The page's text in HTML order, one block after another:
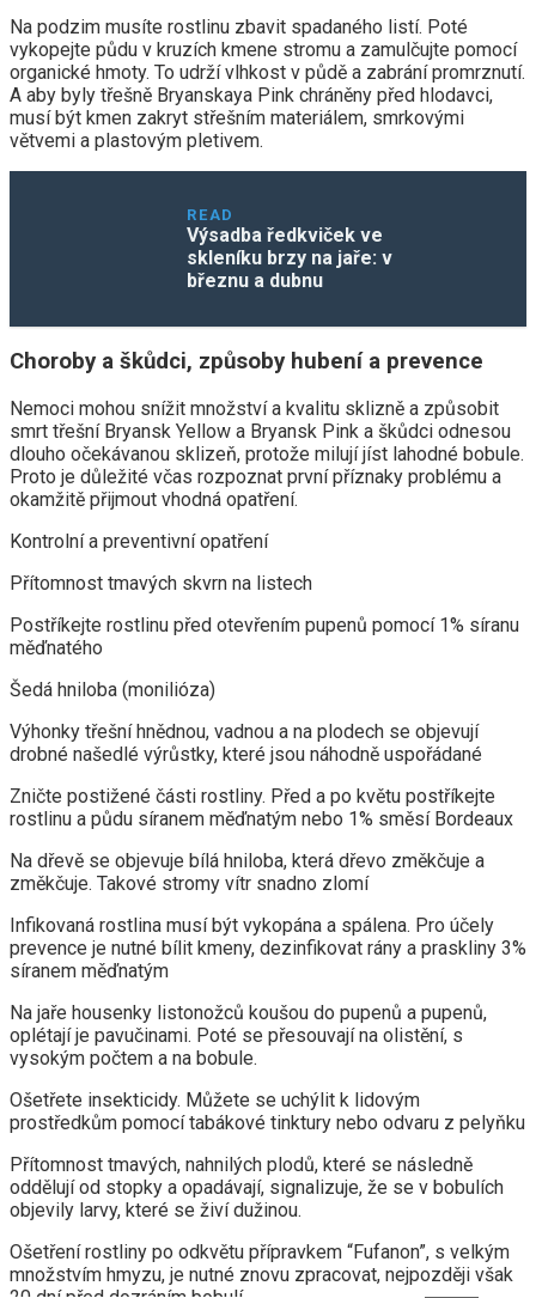
Na podzim musíte rostlinu zbavit spadaného listí. Poté
vykopejte půdu v ​​kruzích kmene stromu a zamulčujte pomocí
organické hmoty. To udrží vlhkost v půdě a zabrání promrznutí.
A aby byly třešně Bryanskaya Pink chráněny před hlodavci,
musí být kmen zakryt střešním materiálem, smrkovými
větvemi a plastovým pletivem.
READ
Výsadba ředkviček ve
skleníku brzy na jaře: v
březnu a dubnu
Choroby a škůdci, způsoby hubení a prevence
Nemoci mohou snížit množství a kvalitu sklizně a způsobit
smrt třešní Bryansk Yellow a Bryansk Pink a škůdci odnesou
dlouho očekávanou sklizeň, protože milují jíst lahodné bobule.
Proto je důležité včas rozpoznat první příznaky problému a
okamžitě přijmout vhodná opatření.
Kontrolní a preventivní opatření
Přítomnost tmavých skvrn na listech
Postříkejte rostlinu před otevřením pupenů pomocí 1% síranu
měďnatého
Šedá hniloba (monilióza)
Výhonky třešní hnědnou, vadnou a na plodech se objevují
drobné našedlé výrůstky, které jsou náhodně uspořádané
Zničte postižené části rostliny. Před a po květu postříkejte
rostlinu a půdu síranem měďnatým nebo 1% směsí Bordeaux
Na dřevě se objevuje bílá hniloba, která dřevo změkčuje a
změkčuje. Takové stromy vítr snadno zlomí
Infikovaná rostlina musí být vykopána a spálena. Pro účely
prevence je nutné bílit kmeny, dezinfikovat rány a praskliny 3%
síranem měďnatým
Na jaře housenky listonožců koušou do pupenů a pupenů,
oplétají je pavučinami. Poté se přesouvají na olistění, s
vysokým počtem a na bobule.
Ošetřete insekticidy. Můžete se uchýlit k lidovým
prostředkům pomocí tabákové tinktury nebo odvaru z pelyňku
Přítomnost tmavých, nahnilých plodů, které se následně
oddělují od stopky a opadávají, signalizuje, že se v bobulích
objevily larvy, které se živí dužinou.
Ošetření rostliny po odkvětu přípravkem “Fufanon”, s velkým
množstvím hmyzu, je nutné znovu zpracovat, nejpozději však